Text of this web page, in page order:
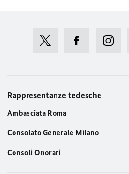
Rappresentanze tedesche
Ambasciata Roma
Consolato Generale Milano
Consoli Onorari